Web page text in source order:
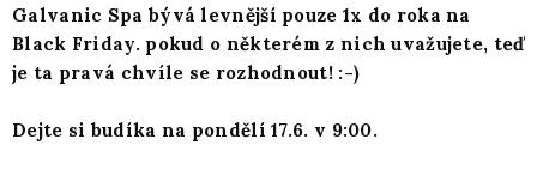
Galvanic Spa bývá levnější pouze 1x do roka na
Black Friday. pokud o některém z nich uvažujete, teď
je ta pravá chvíle se rozhodnout! :-)
Dejte si budíka na pondělí 17.6. v 9:00.